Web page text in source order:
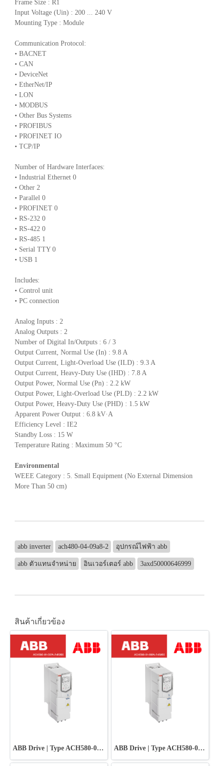
Frame Size : R1
Input Voltage (Uin) : 200 ... 240 V
Mounting Type : Module
Communication Protocol:
• BACNET
• CAN
• DeviceNet
• EtherNet/IP
• LON
• MODBUS
• Other Bus Systems
• PROFIBUS
• PROFINET IO
• TCP/IP
Number of Hardware Interfaces:
• Industrial Ethernet 0
• Other 2
• Parallel 0
• PROFINET 0
• RS-232 0
• RS-422 0
• RS-485 1
• Serial TTY 0
• USB 1
Includes:
• Control unit
• PC connection
Analog Inputs : 2
Analog Outputs : 2
Number of Digital In/Outputs : 6 / 3
Output Current, Normal Use (In) : 9.8 A
Output Current, Light-Overload Use (ILD) : 9.3 A
Output Current, Heavy-Duty Use (IHD) : 7.8 A
Output Power, Normal Use (Pn) : 2.2 kW
Output Power, Light-Overload Use (PLD) : 2.2 kW
Output Power, Heavy-Duty Use (PHD) : 1.5 kW
Apparent Power Output : 6.8 kV·A
Efficiency Level : IE2
Standby Loss : 15 W
Temperature Rating : Maximum 50 °C
Environmental
WEEE Category : 5. Small Equipment (No External Dimension
More Than 50 cm)
abb inverter ach480-04-09a8-2 อุปกรณ์ไฟฟ้า abb
abb ตัวแทนจำหน่าย อินเวอร์เตอร์ abb 3axd50000646999
สินค้าเกี่ยวข้อง
ABB Drive | Type ACH580-01-012A-2+B056 ABB Drive | Type ACH580-01-018A-2+B056